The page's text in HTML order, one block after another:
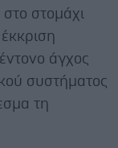
στομάχι
άγχος
συστήματος
τη